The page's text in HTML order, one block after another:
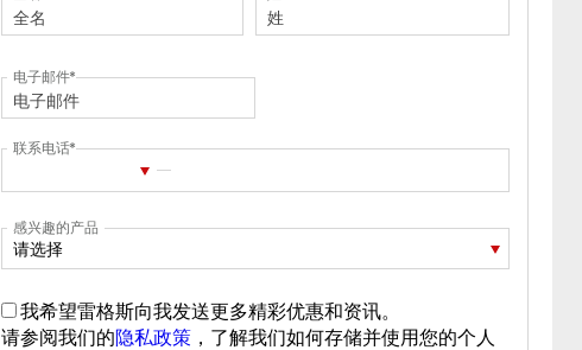
电子邮件
联系电话
感兴趣的产品
请选择
我希望雷格斯向我发送更多精彩优惠和资讯。
请参阅我们的隐私政策 ，了解我们如何存储并使用您的个人